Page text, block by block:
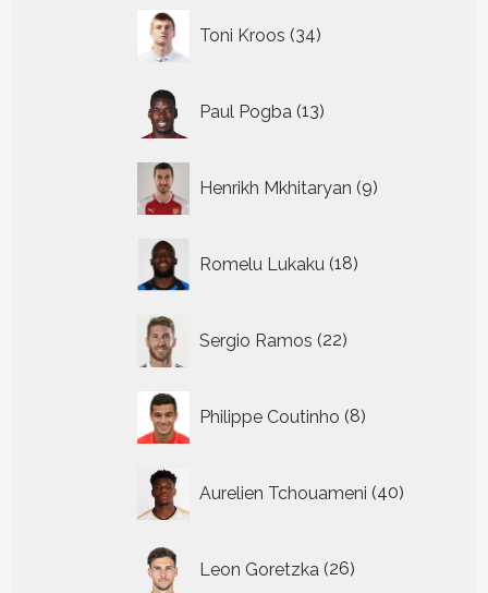
Toni Kroos 34
producten
Paul Pogba 13
producten
Henrikh Mkhitaryan 9
producten
Romelu Lukaku 18
producten
Sergio Ramos 22
producten
Philippe Coutinho 8
producten
Aurelien Tchouameni 40
producten
Leon Goretzka 26
producten